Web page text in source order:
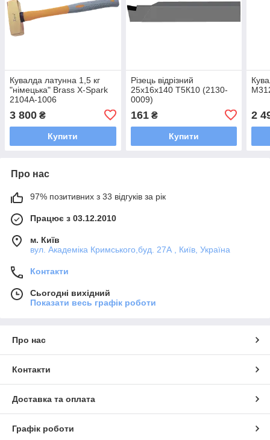
Кувалда латунна 1,5 кг
"німецька" Brass X-Spark
2104А-1006
3 800 ₴
Купити
Різець відрізний
25х16х140 Т5К10 (2130-
0009)
161₴
Купити
2
Про нас
97% позитивних з 33 відгуків за рік
Працює з 03.12.2010
м. Київ
вул. Академіка Кримського,буд. 27А , Київ, Україна
Контакти
Сьогодні вихідний
Показати весь графік роботи
Про нас
Контакти
Доставка та оплата
Графік роботи